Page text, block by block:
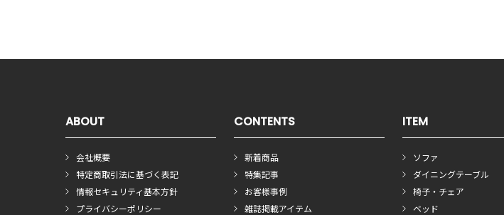
ABOUT
会社概要
特定商取引法に基づく表記
情報セキュリティ基本方針
プライバシーポリシー
CONTENTS
新着商品
特集記事
お客様事例
雑誌掲載アイテム
ITEM
ソファ
ダイニングテーブル
椅子・チェア
ベッド